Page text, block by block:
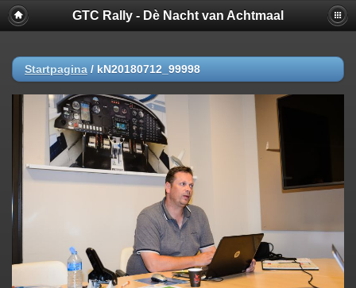
GTC Rally - Dè Nacht van Achtmaal
Startpagina / kN20180712_99998